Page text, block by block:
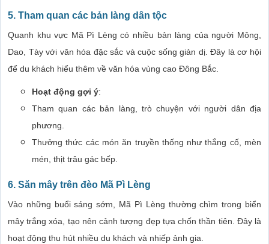
5. Tham quan các bản làng dân tộc
Quanh khu vực Mã Pì Lèng có nhiều bản làng của người Mông,
Dao, Tày với văn hóa đặc sắc và cuộc sống giản dị. Đây là cơ hội
để du khách hiểu thêm về văn hóa vùng cao Đông Bắc.
Hoạt động gợi ý:
Tham quan các bản làng, trò chuyện với người dân địa
phương.
Thưởng thức các món ăn truyền thống như thắng cố, mèn
mén, thịt trâu gác bếp.
6. Săn mây trên đèo Mã Pì Lèng
Vào những buổi sáng sớm, Mã Pì Lèng thường chìm trong biển
mây trắng xóa, tạo nên cảnh tượng đẹp tựa chốn thần tiên. Đây là
hoạt động thu hút nhiều du khách và nhiếp ảnh gia.